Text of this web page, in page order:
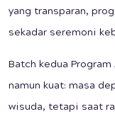
yang transparan,
sekadar seremoni
Batch kedua
namun kuat: masa
wisuda, tetapi saat